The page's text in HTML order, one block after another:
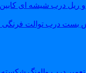
و ریل درب شیشه ای
توالت فرنگی